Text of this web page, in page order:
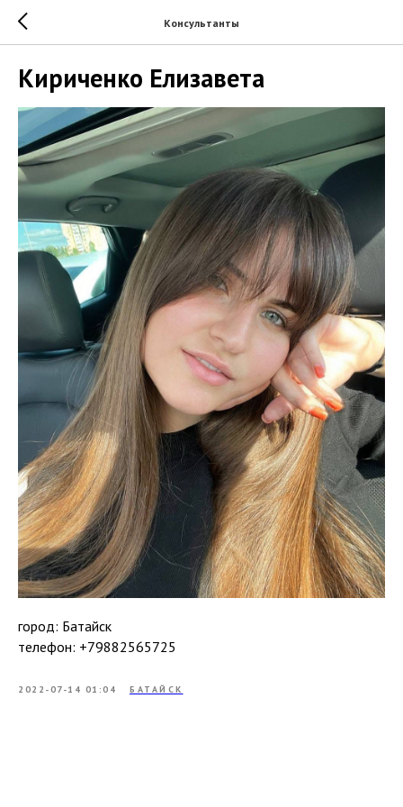
Консультанты
Кириченко Елизавета
город: Батайск
телефон: +79882565725
2022-07-14 01:04 БАТАЙСК